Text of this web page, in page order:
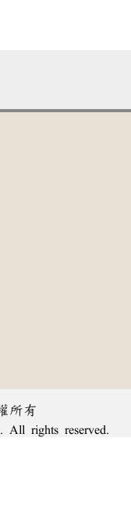
所有
All rights reserved.